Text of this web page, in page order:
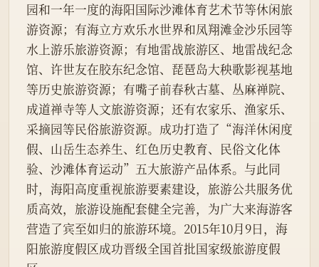
园和一年一度的海阳国际沙滩体育艺术节等休闲旅
游资源；有海立方欢乐水世界和凤翔滩金沙乐园等
水上游乐旅游资源；有地雷战旅游区、地雷战纪念
馆、许世友在胶东纪念馆、琵琶岛大秧歌影视基地
等历史旅游资源；有嘴子前春秋古墓、丛麻禅院、
成道禅寺等人文旅游资源；还有农家乐、渔家乐、
采摘园等民俗旅游资源。成功打造了“海洋休闲度
假、山岳生态养生、红色历史教育、民俗文化体
验、沙滩体育运动”五大旅游产品体系。与此同
时，海阳高度重视旅游要素建设，旅游公共服务优
质高效，旅游设施配套健全完善，为广大来海游客
营造了宾至如归的旅游环境。2015年10月9日，海
阳旅游度假区成功晋级全国首批国家级旅游度假